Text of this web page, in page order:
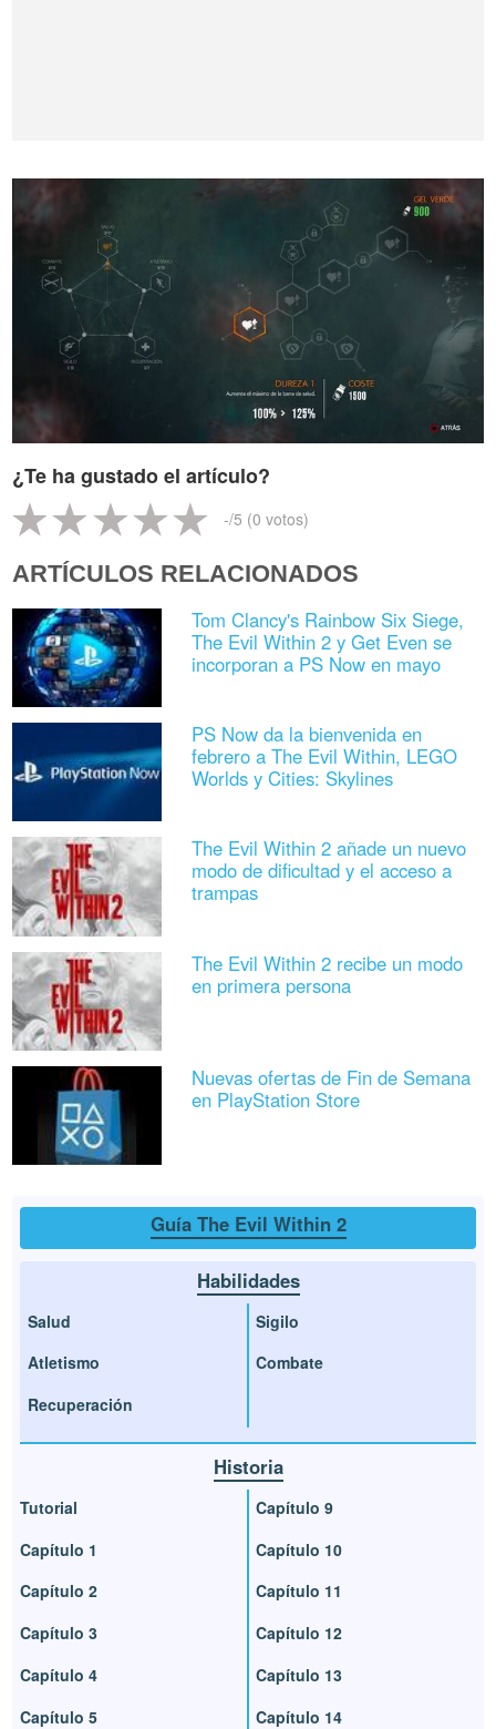
¿Te ha gustado el artículo?
-/5 (0 votos)
ARTÍCULOS RELACIONADOS
Tom Clancy's Rainbow Six Siege,
The Evil Within 2 y Get Even se
incorporan a PS Now en mayo
PS Now da la bienvenida en
febrero a The Evil Within, LEGO
Worlds y Cities: Skylines
The Evil Within 2 añade un nuevo
modo de dificultad y el acceso a
trampas
The Evil Within 2 recibe un modo
en primera persona
Nuevas ofertas de Fin de Semana
en PlayStation Store
Guía The Evil Within 2
Habilidades
Salud
Atletismo
Recuperación
Sigilo
Combate
Historia
Tutorial
Capítulo 1
Capítulo 2
Capítulo 3
Capítulo 4
Capítulo 5
Capítulo 9
Capítulo 10
Capítulo 11
Capítulo 12
Capítulo 13
Capítulo 14